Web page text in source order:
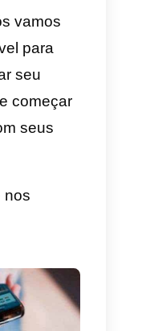
de
horários de
para guiar
à conversa e